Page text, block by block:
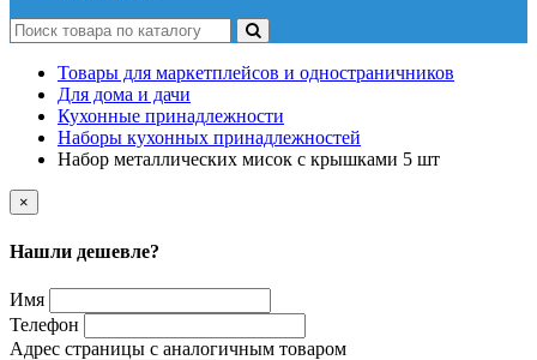
Товары для маркетплейсов и одностраничников
Для дома и дачи
Кухонные принадлежности
Наборы кухонных принадлежностей
Набор металлических мисок с крышками 5 шт
×
Нашли дешевле?
Имя
Телефон
Адрес страницы с аналогичным товаром